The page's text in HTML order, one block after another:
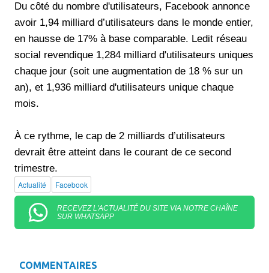
Du côté du nombre d'utilisateurs, Facebook annonce
avoir 1,94 milliard d’utilisateurs dans le monde entier,
en hausse de 17% à base comparable. Ledit réseau
social revendique 1,284 milliard d'utilisateurs uniques
chaque jour (soit une augmentation de 18 % sur un
an), et 1,936 milliard d'utilisateurs unique chaque
mois.
À ce rythme, le cap de 2 milliards d’utilisateurs
devrait être atteint dans le courant de ce second
trimestre.
Actualité Facebook
RECEVEZ L'ACTUALITÉ DU SITE VIA NOTRE CHAÎNE
SUR WHATSAPP
COMMENTAIRES